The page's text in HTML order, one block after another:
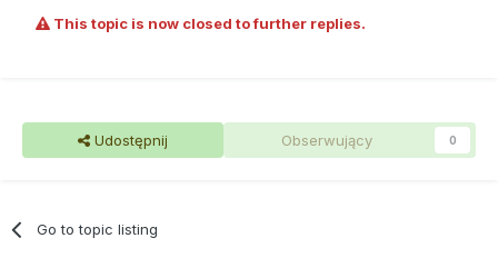
This topic is now closed to further replies.
Udostępnij Obserwujący 0
Go to topic listing